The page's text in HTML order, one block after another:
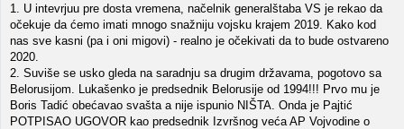
1. U intevrjuu pre dosta vremena, načelnik generalštaba VS je rekao da
očekuje da ćemo imati mnogo snažniju vojsku krajem 2019. Kako kod
nas sve kasni (pa i oni migovi) - realno je očekivati da to bude ostvareno
2020.
2. Suviše se usko gleda na saradnju sa drugim državama, pogotovo sa
Belorusijom. Lukašenko je predsednik Belorusije od 1994!!! Prvo mu je
Boris Tadić obećavao svašta a nije ispunio NIŠTA. Onda je Pajtić
POTPISAO UGOVOR kao predsednik Izvršnog veća AP Vojvodine o